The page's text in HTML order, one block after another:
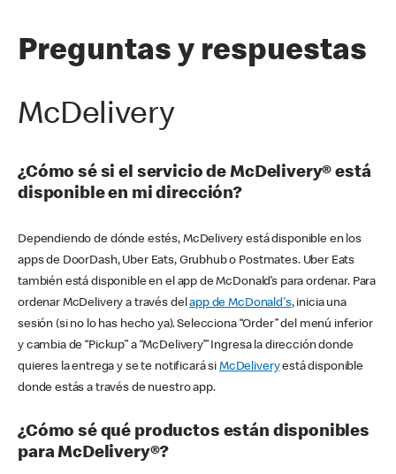
Preguntas y respuestas
McDelivery
¿Cómo sé si el servicio de McDelivery® está
disponible en mi dirección?
Dependiendo de dónde estés, McDelivery está disponible en los
apps de DoorDash, Uber Eats, Grubhub o Postmates. Uber Eats
también está disponible en el app de McDonald’s para ordenar. Para
ordenar McDelivery a través delapp de McDonald's, inicia una
sesión (si no lo has hecho ya). Selecciona “Order” del menú inferior
y cambia de “Pickup” a “McDelivery’” Ingresa la dirección donde
quieres la entrega y se te notificará si McDeliveryestá disponible
donde estás a través de nuestro app.
¿Cómo sé qué productos están disponibles
para McDelivery®?